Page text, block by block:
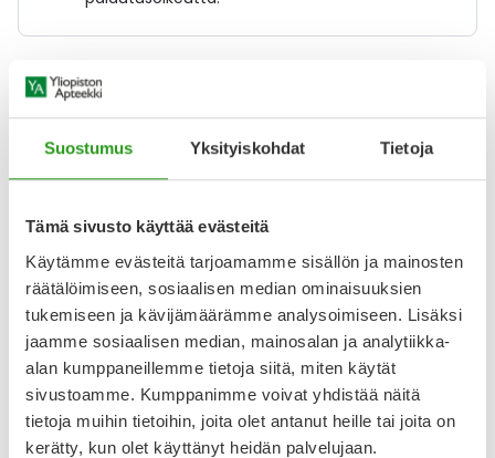
Suostumus Yksityiskohdat Tietoja
Tämä sivusto käyttää evästeitä
Käytämme evästeitä tarjoamamme sisällön ja mainosten
räätälöimiseen, sosiaalisen median ominaisuuksien
tukemiseen ja kävijämäärämme analysoimiseen. Lisäksi
jaamme sosiaalisen median, mainosalan ja analytiikka-
alan kumppaneillemme tietoja siitä, miten käytät
sivustoamme. Kumppanimme voivat yhdistää näitä
tietoja muihin tietoihin, joita olet antanut heille tai joita on
kerätty, kun olet käyttänyt heidän palvelujaan.
Varaa reseptilääke apteekkiin, maksa apteekissa
Katso kaikki SITAGLIPTIN/METFORMIN RATIOPHARM-tuotteet
YA-muistuttaja
Muistuttajan avulla pidät huolen, että tilaat tarvitsemasi
tuotteet ajoissa, eivätkä ne lopu kesken.
Lisää tuote muistuttajaan
Lue lisää muistuttajasta